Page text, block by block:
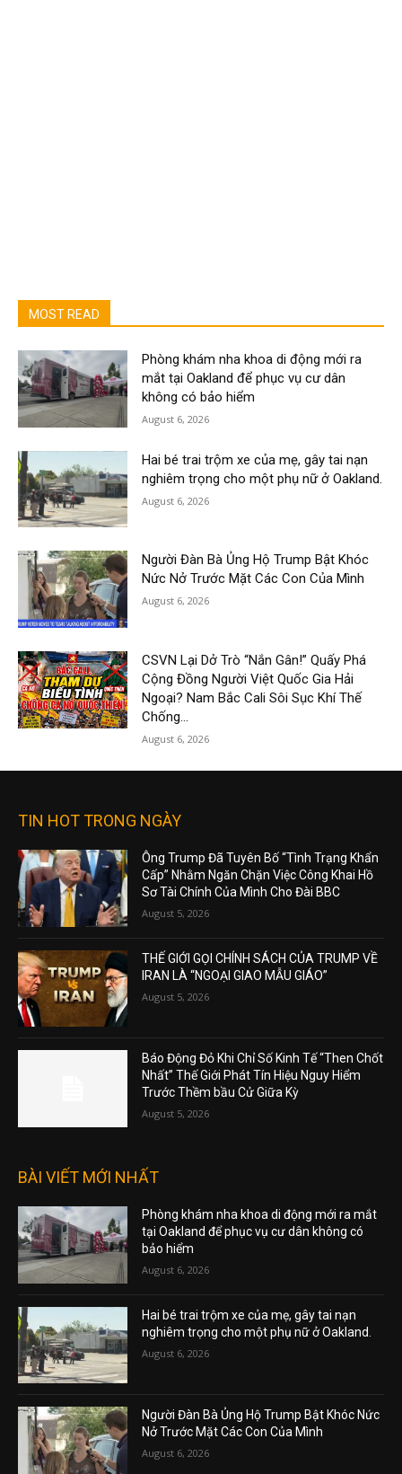
MOST READ
Phòng khám nha khoa di động mới ra
mắt tại Oakland để phục vụ cư dân
không có bảo hiểm
August 6, 2026
Hai bé trai trộm xe của mẹ, gây tai nạn
nghiêm trọng cho một phụ nữ ở Oakland.
August 6, 2026
Người Đàn Bà Ủng Hộ Trump Bật Khóc
Nức Nở Trước Mặt Các Con Của Mình
August 6, 2026
CSVN Lại Dở Trò “Nắn Gân!” Quấy Phá
Cộng Đồng Người Việt Quốc Gia Hải
Ngoại? Nam Bắc Cali Sôi Sục Khí Thế
Chống...
August 6, 2026
TIN HOT TRONG NGÀY
Ông Trump Đã Tuyên Bố “Tình Trạng Khẩn
Cấp” Nhằm Ngăn Chặn Việc Công Khai Hồ
Sơ Tài Chính Của Mình Cho Đài BBC
August 5, 2026
THẾ GIỚI GỌI CHÍNH SÁCH CỦA TRUMP VỀ
IRAN LÀ “NGOẠI GIAO MẪU GIÁO”
August 5, 2026
Báo Động Đỏ Khi Chỉ Số Kinh Tế “Then Chốt
Nhất” Thế Giới Phát Tín Hiệu Nguy Hiểm
Trước Thềm bầu Cử Giữa Kỳ
August 5, 2026
BÀI VIẾT MỚI NHẤT
Phòng khám nha khoa di động mới ra mắt
tại Oakland để phục vụ cư dân không có
bảo hiểm
August 6, 2026
Hai bé trai trộm xe của mẹ, gây tai nạn
nghiêm trọng cho một phụ nữ ở Oakland.
August 6, 2026
Người Đàn Bà Ủng Hộ Trump Bật Khóc Nức
Nở Trước Mặt Các Con Của Mình
August 6, 2026